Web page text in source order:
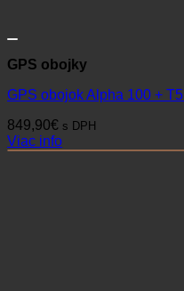
GPS obojky
GPS obojok Alpha 100 +
849,90€ s DPH
Viac info